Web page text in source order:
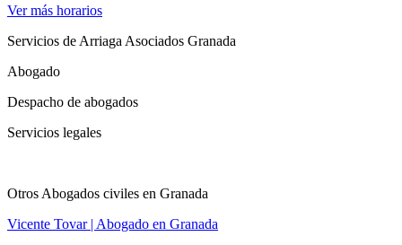
Ver más horarios
Servicios de Arriaga Asociados Granada
Abogado
Despacho de abogados
Servicios legales
Otros Abogados civiles en Granada
Vicente Tovar | Abogado en Granada